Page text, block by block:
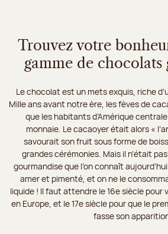
Trouvez votre
gamme de chocolats
Le chocolat est un mets exquis, riche
Mille ans avant notre ère, les fèves de
que les habitants d’Amérique
monnaie. Le cacaoyer était alors «
savourait son fruit sous forme de
grandes cérémonies. Mais il n’était
gourmandise que l’on connaît
amer et pimenté, et on ne le
liquide ! Il faut attendre le 16e siècle pour
en Europe, et le 17e siècle pour que le
fasse son